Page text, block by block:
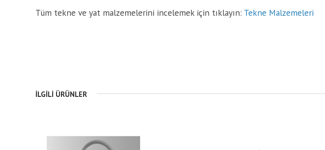
Tüm tekne ve yat malzemelerini incelemek için tıklayın: Tekne Malzemeleri
İLGILI ÜRÜNLER